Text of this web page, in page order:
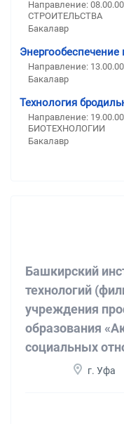
Направление:
СТРОИТЕЛЬСТВА
Бакалавр
Энергообеспечение
Направление:
Бакалавр
Технология
Направление:
БИОТЕХНОЛОГИИ
Бакалавр
Башкирский
технологий
учреждения
образования
социальных
г. Уфа